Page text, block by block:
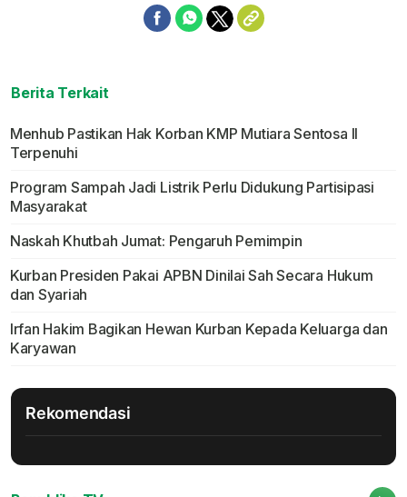
Berita Terkait
Menhub Pastikan Hak Korban KMP Mutiara Sentosa II
Terpenuhi
Program Sampah Jadi Listrik Perlu Didukung Partisipasi
Masyarakat
Naskah Khutbah Jumat: Pengaruh Pemimpin
Kurban Presiden Pakai APBN Dinilai Sah Secara Hukum
dan Syariah
Irfan Hakim Bagikan Hewan Kurban Kepada Keluarga dan
Karyawan
Rekomendasi